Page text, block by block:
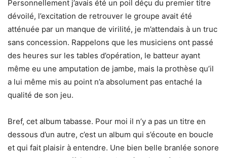
Personnellement j’avais été un poil déçu du premier titre
dévoilé, l’excitation de retrouver le groupe avait été
atténuée par un manque de virilité, je m’attendais à un truc
sans concession. Rappelons que les musiciens ont passé
des heures sur les tables d’opération, le batteur ayant
même eu une amputation de jambe, mais la prothèse qu’il
a lui même mis au point n’a absolument pas entaché la
qualité de son jeu.
Bref, cet album tabasse. Pour moi il n’y a pas un titre en
dessous d’un autre, c’est un album qui s’écoute en boucle
et qui fait plaisir à entendre. Une bien belle branlée sonore